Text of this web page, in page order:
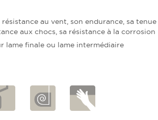
au vent, son endurance, sa
aux chocs, sa résistance à la corrosion
lame finale ou lame intermédiaire